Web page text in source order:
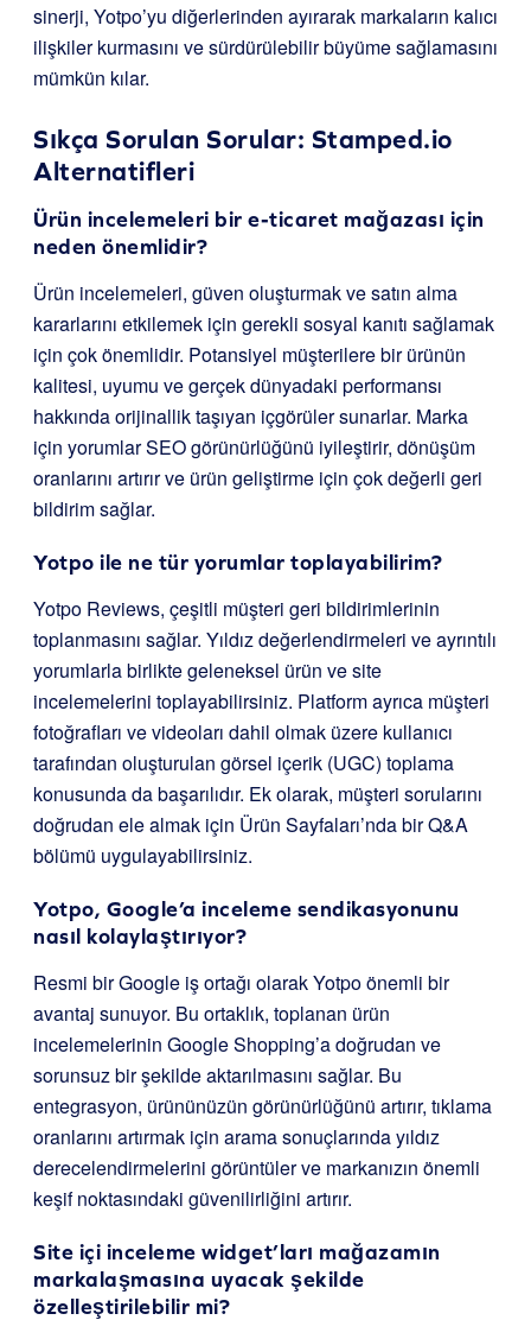
sinerji, Yotpo’yu diğerlerinden ayırarak markaların kalıcı
ilişkiler kurmasını ve sürdürülebilir büyüme sağlamasını
mümkün kılar.
Sıkça Sorulan Sorular: Stamped.io
Alternatifleri
Ürün incelemeleri bir e-ticaret mağazası için
neden önemlidir?
Ürün incelemeleri, güven oluşturmak ve satın alma
kararlarını etkilemek için gerekli sosyal kanıtı sağlamak
için çok önemlidir. Potansiyel müşterilere bir ürünün
kalitesi, uyumu ve gerçek dünyadaki performansı
hakkında orijinallik taşıyan içgörüler sunarlar. Marka
için yorumlar SEO görünürlüğünü iyileştirir, dönüşüm
oranlarını artırır ve ürün geliştirme için çok değerli geri
bildirim sağlar.
Yotpo ile ne tür yorumlar toplayabilirim?
Yotpo Reviews, çeşitli müşteri geri bildirimlerinin
toplanmasını sağlar. Yıldız değerlendirmeleri ve ayrıntılı
yorumlarla birlikte geleneksel ürün ve site
incelemelerini toplayabilirsiniz. Platform ayrıca müşteri
fotoğrafları ve videoları dahil olmak üzere kullanıcı
tarafından oluşturulan görsel içerik (UGC) toplama
konusunda da başarılıdır. Ek olarak, müşteri sorularını
doğrudan ele almak için Ürün Sayfaları’nda bir Q&A
bölümü uygulayabilirsiniz.
Yotpo, Google’a inceleme sendikasyonunu
nasıl kolaylaştırıyor?
Resmi bir Google iş ortağı olarak Yotpo önemli bir
avantaj sunuyor. Bu ortaklık, toplanan ürün
incelemelerinin Google Shopping’a doğrudan ve
sorunsuz bir şekilde aktarılmasını sağlar. Bu
entegrasyon, ürününüzün görünürlüğünü artırır, tıklama
oranlarını artırmak için arama sonuçlarında yıldız
derecelendirmelerini görüntüler ve markanızın önemli
keşif noktasındaki güvenilirliğini artırır.
Site içi inceleme widget’ları mağazamın
markalaşmasına uyacak şekilde
özelleştirilebilir mi?